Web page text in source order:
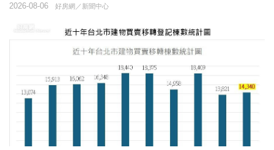
好房網／新聞中心
2026-08-06